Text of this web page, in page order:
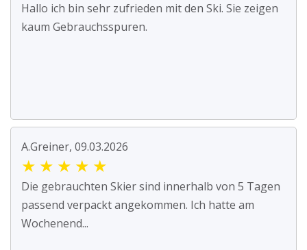
Hallo ich bin sehr zufrieden mit den Ski. Sie zeigen
kaum Gebrauchsspuren.
A.Greiner, 09.03.2026
★ ★ ★ ★ ★
Die gebrauchten Skier sind innerhalb von 5 Tagen
passend verpackt angekommen. Ich hatte am
Wochenend...